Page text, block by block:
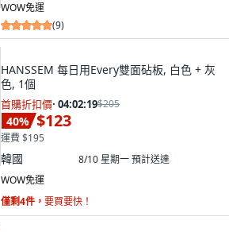
WOW免運
(9)
HANSSEM 每日用Every雙面砧板, 白色 + 灰
色, 1個
首購折扣價· 04:02:18$205
40% $123
運費 $195
韓國 8/10 星期一預計送達
WOW免運
僅剩4件， 要買要快！